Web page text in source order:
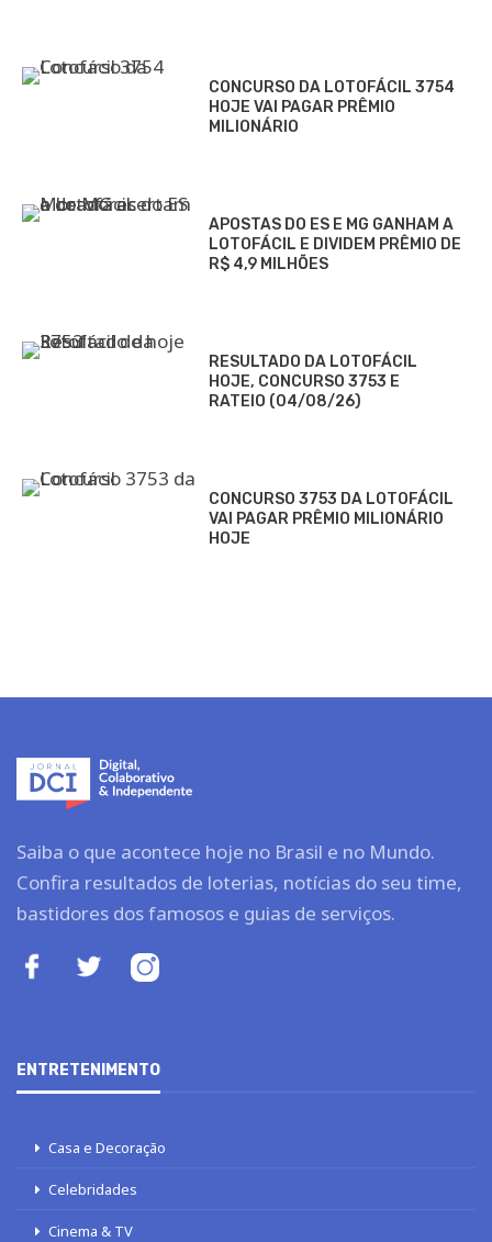
CONCURSO DA LOTOFÁCIL 3754
HOJE VAI PAGAR PRÊMIO
MILIONÁRIO
APOSTAS DO ES E MG GANHAM A
LOTOFÁCIL E DIVIDEM PRÊMIO DE
R$ 4,9 MILHÕES
RESULTADO DA LOTOFÁCIL
HOJE, CONCURSO 3753 E
RATEIO (04/08/26)
CONCURSO 3753 DA LOTOFÁCIL
VAI PAGAR PRÊMIO MILIONÁRIO
HOJE
Saiba o que acontece hoje no Brasil e no Mundo.
Confira resultados de loterias, notícias do seu time,
bastidores dos famosos e guias de serviços.
ENTRETENIMENTO
Casa e Decoração
Celebridades
Cinema & TV